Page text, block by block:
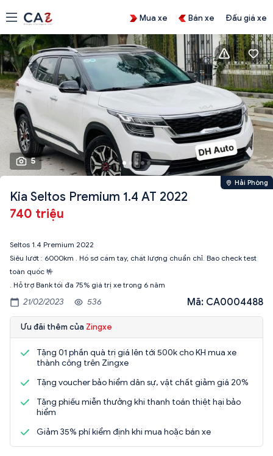
Mua xe Bán xe Đấu giá xe
5
Hải Phòng
Kia Seltos Premium 1.4 AT 2022
740 triệu
Seltos 1.4 Premium 2022
Siêu lướt : 6000km . Hồ sơ cầm tay, chất lượng chuẩn chỉ. Bao check test
toàn quốc 🤟
. Hỗ trợ Bank tối đa 75% giá trị xe trong 6 năm
21/02/2023 536 Mã: CA0004488
Ưu đãi thêm của Zingxe
Tặng 01 phần quà trị giá lên tới 500k cho KH mua xe
thành công trên Zingxe
Tặng voucher bảo hiểm dân sự, vật chất giảm giá 20%
Tặng phiếu miễn thưởng khi thanh toán thiệt hại bảo
hiểm
Giảm 35% phí kiểm định khi mua hoặc bán xe